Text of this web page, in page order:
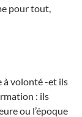
pour tout,
à volonté -et ils
: ils
ou l’époque